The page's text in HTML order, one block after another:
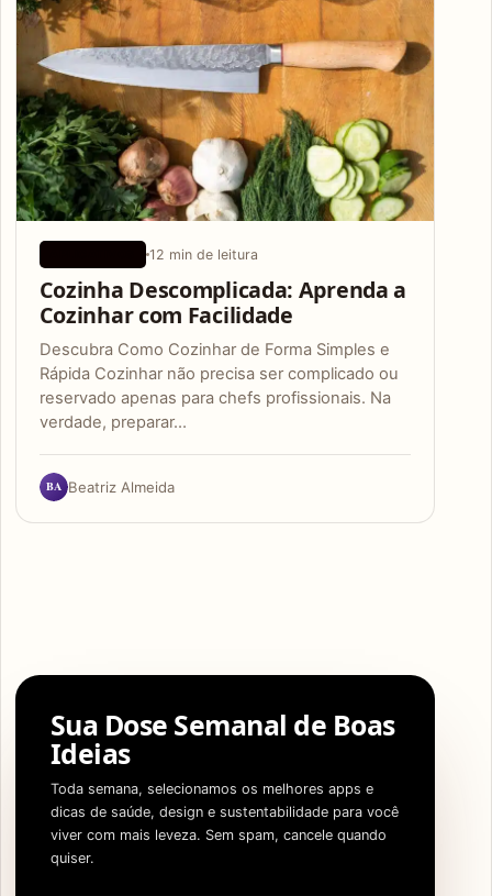
12 min de leitura
Cozinha Descomplicada: Aprenda a
Cozinhar com Facilidade
Descubra Como Cozinhar de Forma Simples e
Rápida Cozinhar não precisa ser complicado ou
reservado apenas para chefs profissionais. Na
verdade, preparar…
BA Beatriz Almeida
Sua Dose Semanal de Boas
Ideias
Toda semana, selecionamos os melhores apps e
dicas de saúde, design e sustentabilidade para você
viver com mais leveza. Sem spam, cancele quando
quiser.